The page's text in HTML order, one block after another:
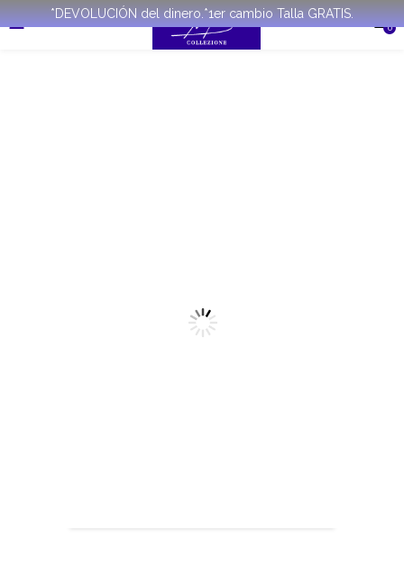
*DEVOLUCIÓN del dinero.*1er cambio Talla GRATIS.
0